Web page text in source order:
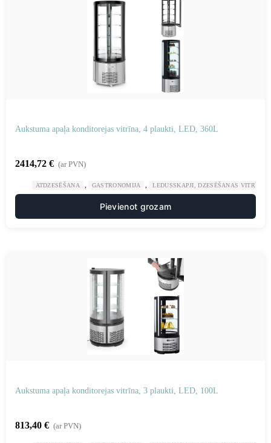
Aukstuma apaļa konditorejas vitrīna, 4 plaukti, LED, 360L
2414,72 € (ar PVN)
ATDZESĒŠANA GASTRONOMIJA LEDUSSKAPJI, DZESĒŠANAS VITRĪNAS
Pievienot grozam
Aukstuma apaļa konditorejas vitrīna, 3 plaukti, LED, 100L
813,40 € (ar PVN)